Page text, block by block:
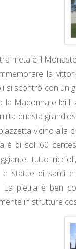
meta è il
la
si scontrò con un
la Madonna e lei li
questa
vicino alla
è di soli 60
tutto
e statue di santi
La pietra è ben
in strutture